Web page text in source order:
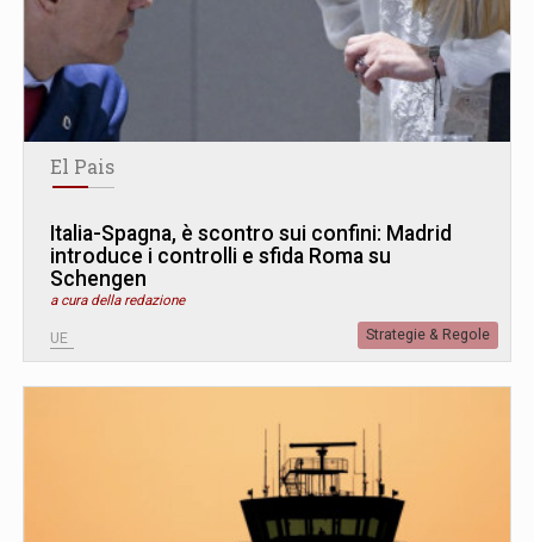
El Pais
Italia-Spagna, è scontro sui confini: Madrid
introduce i controlli e sfida Roma su
Schengen
a cura della redazione
UE Strategie & Regole